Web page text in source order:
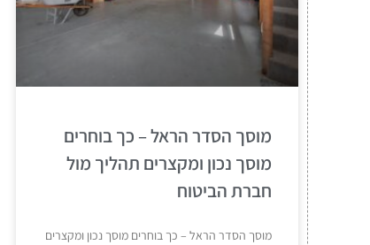
מוסך הסדר הראל – כך בוחרים
מוסך נכון ומקצרים תהליך מול
חברת הביטוח
מוסך הסדר הראל – כך בוחרים מוסך נכון ומקצרים